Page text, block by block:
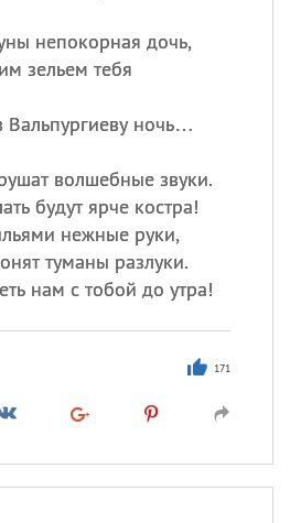
непокорная дочь,
зельем тебя
Вальпургиеву ночь…
волшебные звуки.
будут ярче костра!
нежные руки,
туманы разлуки.
нам с тобой до утра!
171